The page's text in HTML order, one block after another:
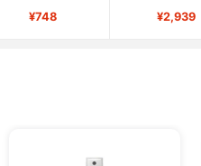
¥748 ¥2,939